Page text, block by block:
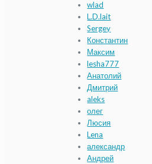
wlad
L.D.lait
Sergey
Константин
Максим
lesha777
Анатолий
Дмитрий
aleks
олег
Люсия
Lena
александр
Андрей